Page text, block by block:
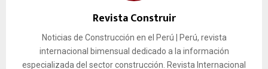
Revista Construir
Noticias de Construcción en el Perú | Perú, revista
internacional bimensual dedicado a la información
especializada del sector construcción. Revista Internacional